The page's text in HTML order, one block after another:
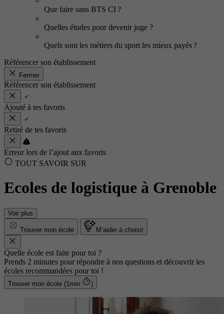
Que faire sans BTS CI ?
Quelles études pour devenir juge ?
Quels sont les métiers du sport les mieux payés ?
Référencer son établissement
Fermer
Référencer son établissement
Ajouté à tes favoris
Retiré de tes favoris
Erreur lors de l’ajout aux favoris
TOUT SAVOIR SUR
Ecoles de logistique à Grenoble
Voir plus
Trouver mon école M’aider à choisir
Quelle école est faite pour toi ?
Prends 2 minutes pour répondre à nos questions et découvrir les
écoles recommandées pour toi !
Trouver mon école (1min )